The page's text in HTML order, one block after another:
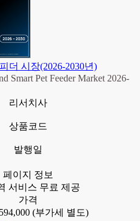
더 시장(2026-2030년)
Smart Pet Feeder Market 2026-
리서치사
상품코드
발행일
페이지 정보
서비스 무료 제공
가격
(부가세 별도)